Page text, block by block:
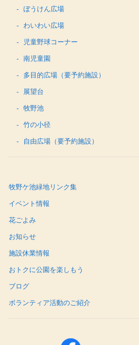
ぼうけん広場
わいわい広場
児童野球コーナー
南児童園
多目的広場（要予約施設）
展望台
牧野池
竹の小径
自由広場（要予約施設）
牧野ケ池緑地リンク集
イベント情報
花ごよみ
お知らせ
施設休業情報
おトクに公園を楽しもう
ブログ
ボランティア活動のご紹介